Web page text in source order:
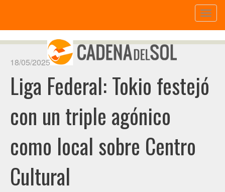
18/05/2025
Liga Federal: Tokio festejó
con un triple agónico
como local sobre Centro
Cultural